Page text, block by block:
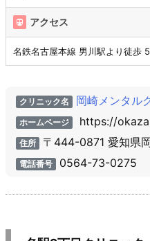
アクセス
名鉄名古屋本線 男川駅より徒歩
クリニック名 岡崎メンタル
ホームページ https://
住所 〒444-0871 愛知県
電話番号 0564-73-0275